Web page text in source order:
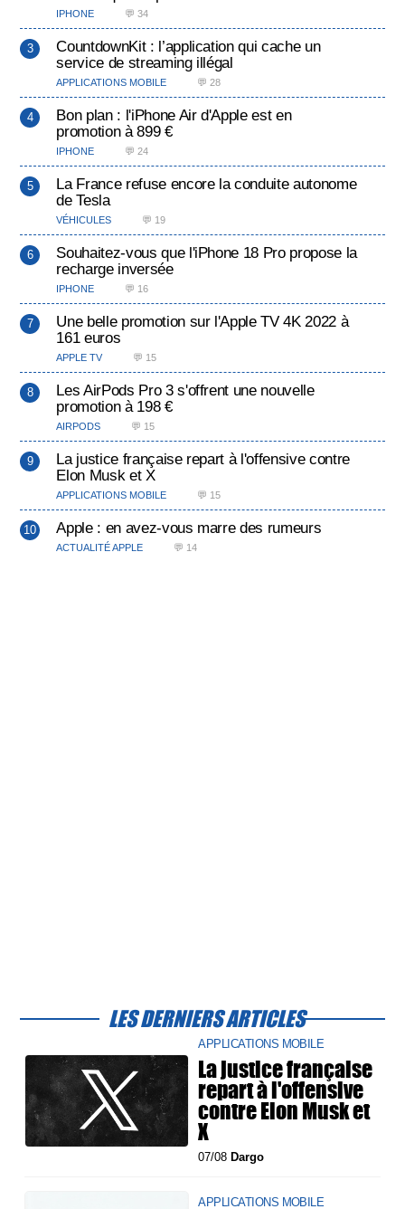
IPHONE 💬 34
CountdownKit : l’application qui cache un
service de streaming illégal
APPLICATIONS MOBILE 💬 28
Bon plan : l'iPhone Air d'Apple est en
promotion à 899 €
IPHONE 💬 24
La France refuse encore la conduite autonome
de Tesla
VÉHICULES 💬 19
Souhaitez-vous que l'iPhone 18 Pro propose la
recharge inversée
IPHONE 💬 16
Une belle promotion sur l'Apple TV 4K 2022 à
161 euros
APPLE TV 💬 15
Les AirPods Pro 3 s'offrent une nouvelle
promotion à 198 €
AIRPODS 💬 15
La justice française repart à l'offensive contre
Elon Musk et X
APPLICATIONS MOBILE 💬 15
Apple : en avez-vous marre des rumeurs
ACTUALITÉ APPLE 💬 14
LES DERNIERS ARTICLES
APPLICATIONS MOBILE
La justice française
repart à l'offensive
contre Elon Musk et
X
07/08 Dargo
APPLICATIONS MOBILE